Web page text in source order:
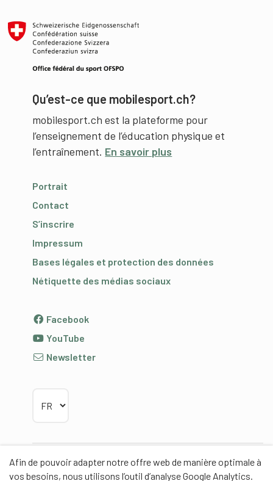
Afin de pouvoir adapter notre offre web de manière optimale à
vos besoins, nous utilisons l’outil d’analyse Google Analytics.
Qu’est-ce que mobilesport.ch?
mobilesport.ch est la plateforme pour
l’enseignement de l’éducation physique et
l’entraînement. En savoir plus
Portrait
Contact
S’inscrire
Impressum
Bases légales et protection des données
Nétiquette des médias sociaux
Facebook
YouTube
Newsletter
Partenaires